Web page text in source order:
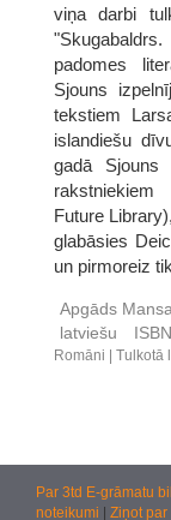
viņa darbi
padomes
Sjouns
tekstiem
islandiešu
gadā
Future
glabāsies
un pirmoreiz
Apgāds
latviešu
Romāni Tulkotā
Par 3td E-grāmatu
noteikumi
Ziņot par